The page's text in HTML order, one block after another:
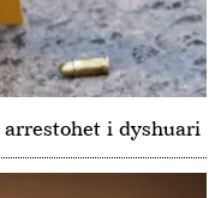
arrestohet i dyshuari